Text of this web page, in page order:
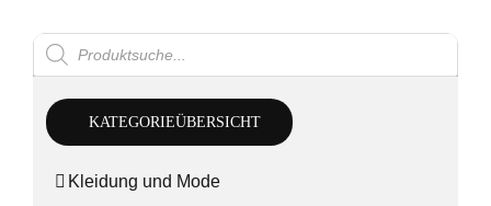
Products
search
KATEGORIEÜBERSICHT
Kleidung und Mode